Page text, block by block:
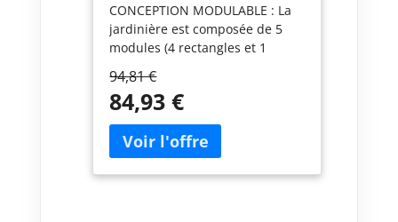
CONCEPTION MODULABLE : La
jardinière est composée de 5
modules (4 rectangles et 1
assembler en fonction de vos
besoins ou de vos objectifs de
plantation MATÉRIAU
RÉSISTANT : Contrairement au
bois, cette jardinière d'extérieur
est fabriquée en acier coloré
94,81 €
84,93 €